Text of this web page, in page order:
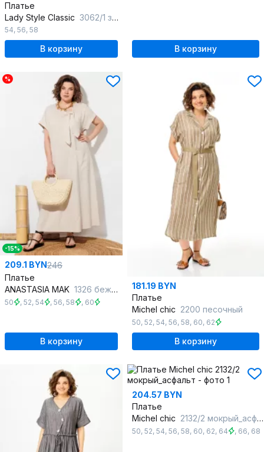
Платье
Lady Style Classic 3062/1 зеленый
54, 56, 58
В корзину В корзину
%
-15%
209.1 BYN246
Платье
ANASTASIA MAK 1326 бежевый
50 , 52, 54 , 56, 58 , 60
В корзину
181.19 BYN
Платье
Michel chic 2200 песочный
50, 52, 54, 56, 58, 60, 62
В корзину
204.57 BYN
Платье
Michel chic 2132/2 мокрый_асфальт
50, 52, 54, 56, 58, 60, 62, 64 , 66, 68